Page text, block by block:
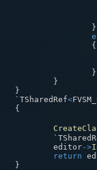
}
{
}
}
}
`TSharedRef<
{
	editor
->
return
}